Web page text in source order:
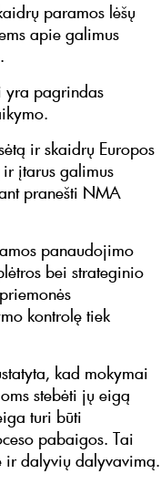
paramos lėšų
apie galimus
pagrindas
ir skaidrų Europos
įtarus galimus
pranešti NMA
panaudojimo
bei strateginio
kontrolę tiek
kad mokymai
stebėti jų eigą
turi būti
pabaigos. Tai
ir dalyvių dalyvavimą.